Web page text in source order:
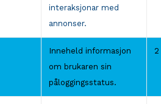
interaksjonar med
annonser.
Inneheld informasjon
om brukaren sin
påloggingsstatus.
2